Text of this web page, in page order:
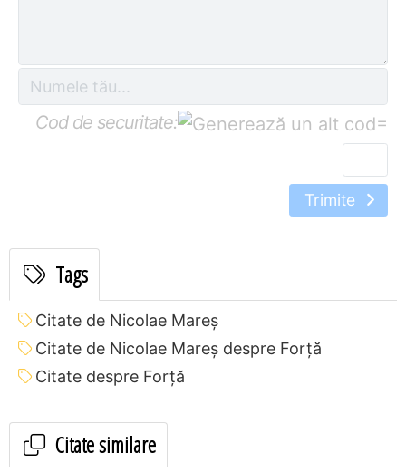
Cod de securitate: =
Trimite
Tags
Citate de Nicolae Mareș
Citate de Nicolae Mareș despre Forță
Citate despre Forță
Citate similare